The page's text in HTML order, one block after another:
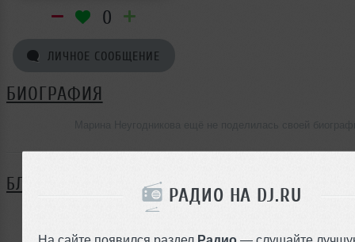
РАДИО НА DJ.RU
На сайте появился раздел Радио — слушайте
0
ЛИЧНОЕ СООБЩЕНИЕ
БИОГРАФИЯ
БЛОГ